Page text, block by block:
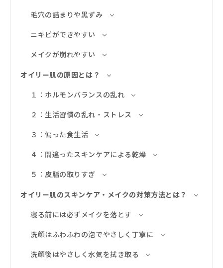
毛穴の詰まりや黒ずみ
ニキビができやすい
メイクが崩れやすい
オイリー肌の原因とは？
１：ホルモンバランスの乱れ
２：生活習慣の乱れ・ストレス
３：偏った食生活
４：間違ったスキンケアによる乾燥
５：皮脂の取りすぎ
オイリー肌のスキンケア・メイクの対策方法とは？
寝る前には必ずメイクを落とす
洗顔はふわふわの泡でやさしく丁寧に
洗顔後はやさしく水気を拭き取る